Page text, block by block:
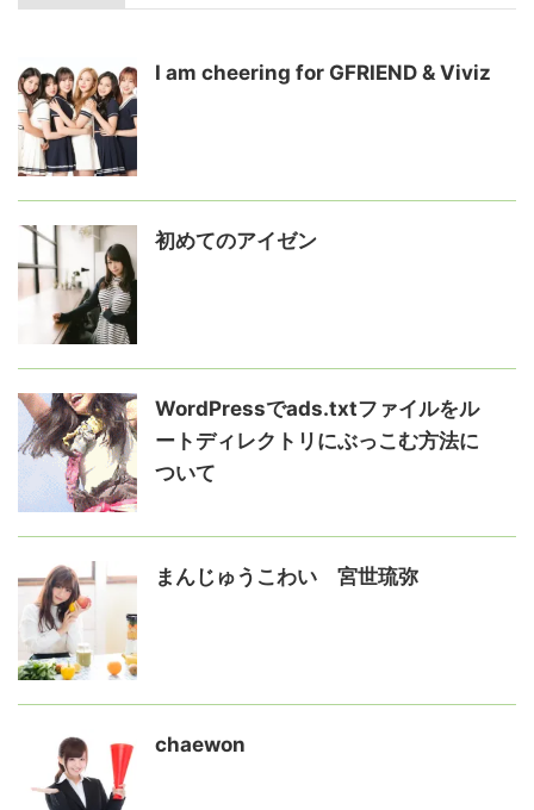
I am cheering for GFRIEND & Viviz
初めてのアイゼン
WordPressでads.txtファイルをル
ートディレクトリにぶっこむ方法に
ついて
まんじゅうこわい 宮世琉弥
chaewon